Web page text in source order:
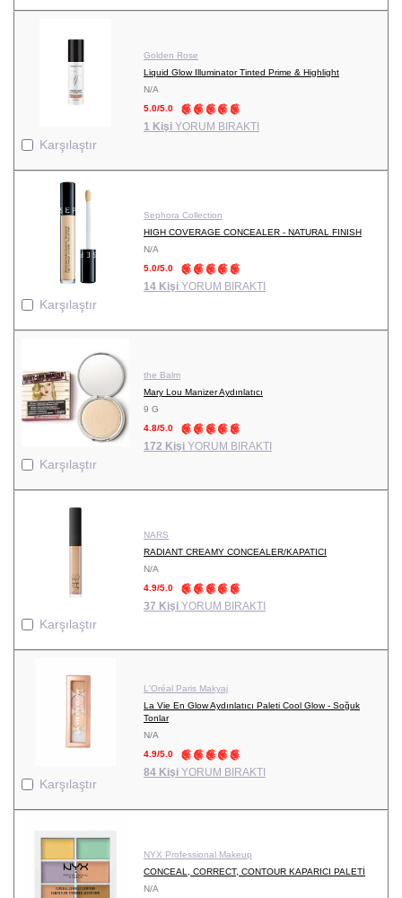
Karşılaştır
Golden Rose
Liquid Glow Illuminator Tinted Prime & Highlight
N/A
5.0/5.0
1 Kişi YORUM BIRAKTI
Karşılaştır
Sephora Collection
HIGH COVERAGE CONCEALER - NATURAL FINISH
N/A
5.0/5.0
14 Kişi YORUM BIRAKTI
Karşılaştır
the Balm
Mary Lou Manizer Aydınlatıcı
9 G
4.8/5.0
172 Kişi YORUM BIRAKTI
Karşılaştır
NARS
RADIANT CREAMY CONCEALER/KAPATICI
N/A
4.9/5.0
37 Kişi YORUM BIRAKTI
Karşılaştır
L'Oréal Paris Makyaj
La Vie En Glow Aydınlatıcı Paleti Cool Glow - Soğuk
Tonlar
N/A
4.9/5.0
84 Kişi YORUM BIRAKTI
NYX Professional Makeup
CONCEAL, CORRECT, CONTOUR KAPARICI PALETİ
N/A